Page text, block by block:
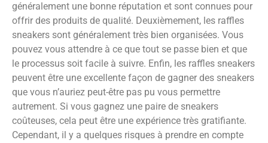
généralement une bonne réputation et sont connues pour
offrir des produits de qualité. Deuxièmement, les raffles
sneakers sont généralement très bien organisées. Vous
pouvez vous attendre à ce que tout se passe bien et que
le processus soit facile à suivre. Enfin, les raffles sneakers
peuvent être une excellente façon de gagner des sneakers
que vous n’auriez peut-être pas pu vous permettre
autrement. Si vous gagnez une paire de sneakers
coûteuses, cela peut être une expérience très gratifiante.
Cependant, il y a quelques risques à prendre en compte